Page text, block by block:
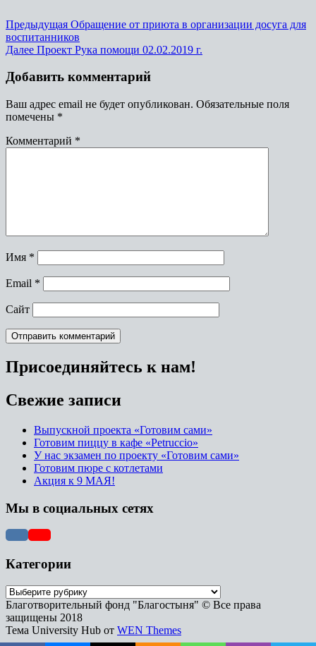
Предыдущая Обращение от приюта в организации досуга для
воспитанников
Далее Проект Рука помощи 02.02.2019 г.
Добавить комментарий
Ваш адрес email не будет опубликован. Обязательные поля
помечены *
Комментарий *
Имя *
Email *
Сайт
Присоединяйтесь к нам!
Свежие записи
Выпускной проекта «Готовим сами»
Готовим пиццу в кафе «Petruccio»
У нас экзамен по проекту «Готовим сами»
Готовим пюре с котлетами
Акция к 9 МАЯ!
Мы в социальных сетях
Категории
Благотворительный фонд "Благостыня" © Все права
защищены 2018
Тема University Hub от WEN Themes